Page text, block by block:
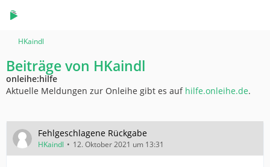
HKaindl
Beiträge von HKaindl
onleihe:hilfe
Aktuelle Meldungen zur Onleihe gibt es auf hilfe.onleihe.de.
Fehlgeschlagene Rückgabe
HKaindl 12. Oktober 2021 um 13:31